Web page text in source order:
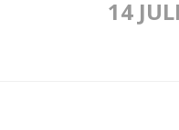
14